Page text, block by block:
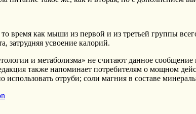
время как мыши из первой и из третьей группы
затрудняя усвоение калорий.
и метаболизма» не считают данное
также напоминает потребителям о мощном
отруби; соли магния в составе